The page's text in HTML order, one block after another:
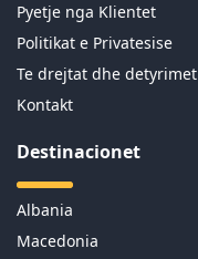
Pyetje nga Klientet
Politikat e Privatesise
Te drejtat dhe detyrimet
Kontakt
Destinacionet
Albania
Macedonia